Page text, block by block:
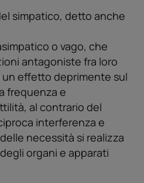
simpatico, detto anche
o vago, che
antagoniste fra loro
un effetto deprimente sul
frequenza e
al contrario del
interferenza e
necessità si realizza
organi e apparati